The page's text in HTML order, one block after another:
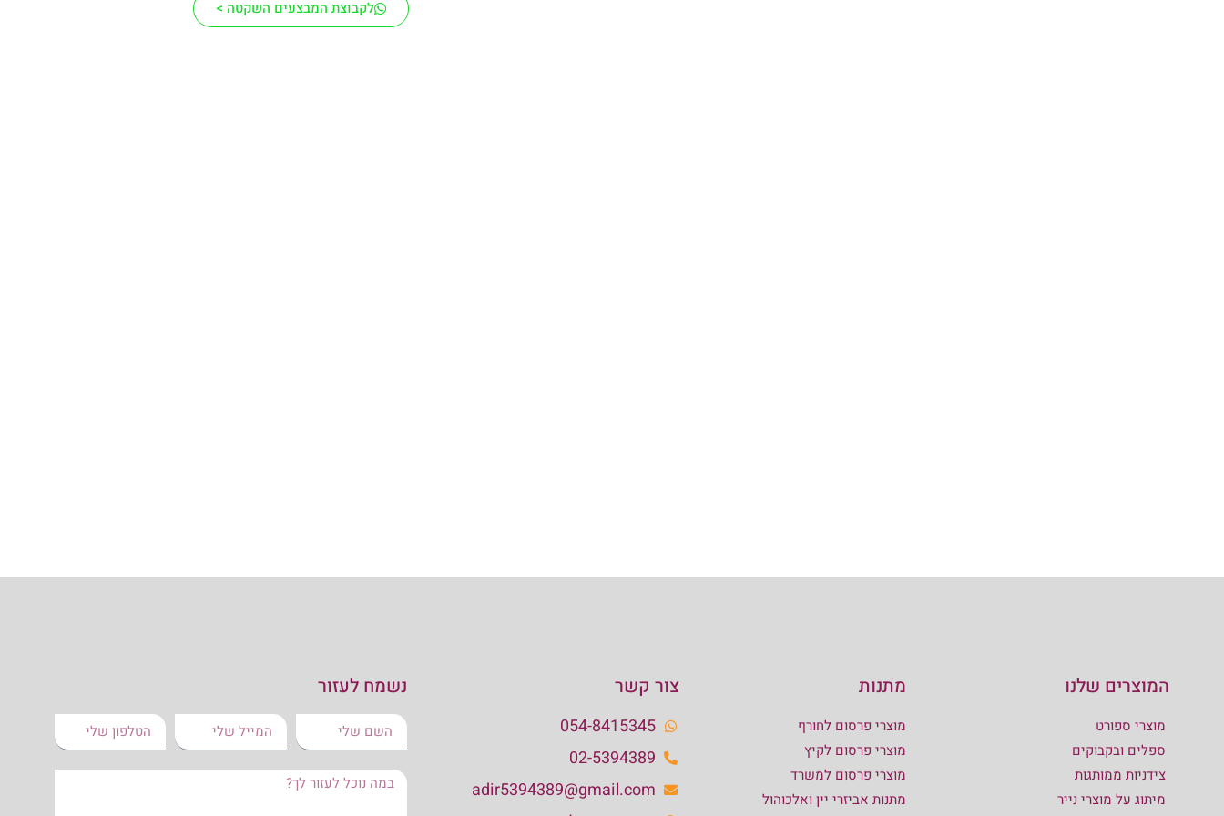
לקבוצת המבצעים השקטה >
המוצרים שלנו
מוצרי ספורט
ספלים ובקבוקים
צידניות ממותגות
מיתוג על מוצרי נייר
מתנות
מוצרי פרסום לחורף
מוצרי פרסום לקיץ
מוצרי פרסום למשרד
מתנות אביזרי יין ואלכוהול
צור קשר
054-8415345
02-5394389
adir5394389@gmail.com
נשמח לעזור